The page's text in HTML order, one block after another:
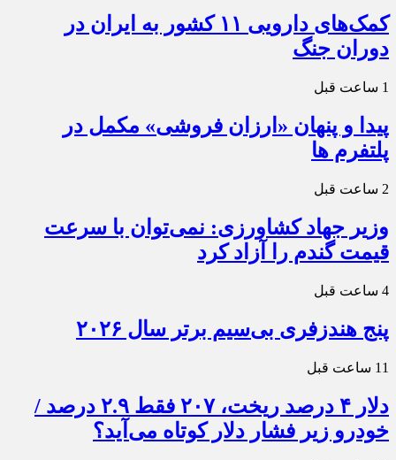
کمک‌های دارویی ۱۱ کشور به ایران در
دوران جنگ
1 ساعت قبل
پیدا و پنهان «ارزان فروشی» مکمل در
پلتفرم ها
2 ساعت قبل
وزیر جهاد کشاورزی: نمی‌توان با سرعت
قیمت گندم را آزاد کرد
4 ساعت قبل
پنج هندزفری بی‌سیم برتر سال ۲۰۲۶
11 ساعت قبل
دلار ۴ درصد ریخت، ۲۰۷ فقط ۲.۹ درصد /
خودرو زیر فشار دلار کوتاه می‌آید؟